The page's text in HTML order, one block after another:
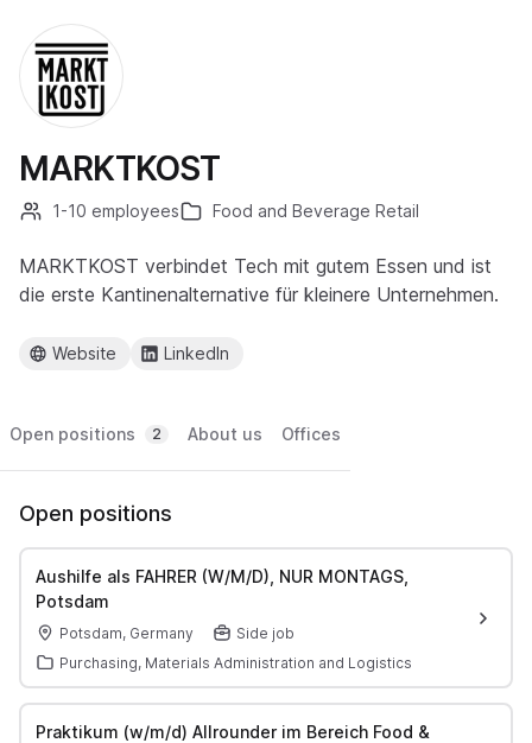
MARKTKOST
1-10 employees Food and Beverage Retail
MARKTKOST verbindet Tech mit gutem Essen und ist
die erste Kantinenalternative für kleinere Unternehmen.
Website LinkedIn
Open positions 2 About us Offices
Open positions
Aushilfe als FAHRER (W/M/D), NUR MONTAGS,
Potsdam
Potsdam, Germany
Side job
Purchasing, Materials Administration and Logistics
Praktikum (w/m/d) Allrounder im Bereich Food &